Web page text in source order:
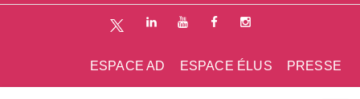
PRESSE
ESPACE ÉLUS
ESPACE AD